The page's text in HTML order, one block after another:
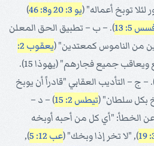
لئلا توبخ أعماله" (يو 3: 20 و8: 46
)
5: 13
). – ب – تطبيق الحق المعلن
من الناموس كمعتدين" (
يعقوب 2:
) "ليصنع دينونة على الجميع ويعاقب جميع فجارهم" (يهوذا 15).
– ج – التأديب العقابي "قادراً أن يوبخ
بكل سلطان" (تيطس 2: 15
) – د –
عن الخطأ: "أي كل من أحبه أوبخه
), "لا تخر إذا وبخك" (عب 12: 5
),